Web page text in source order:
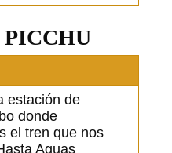
estación de
donde
el tren que nos
Aguas